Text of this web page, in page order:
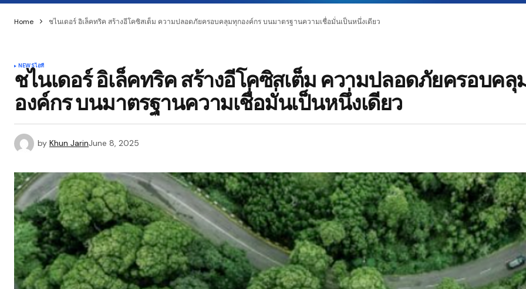
Home ชไนเดอร์ อิเล็คทริค สร้างอีโคซิสเต็ม ความปลอดภัยครอบคลุมทุกองค์กร บนมาตรฐานความเชื่อมั่นเป็นหนึ่งเดียว
NEWSไอที
ชไนเดอร์ อิเล็คทริค สร้างอีโคซิสเต็ม ความปลอดภัยครอบคลุ
องค์กร บนมาตรฐานความเชื่อมั่นเป็นหนึ่งเดียว
by Khun JarinJune 8, 2025